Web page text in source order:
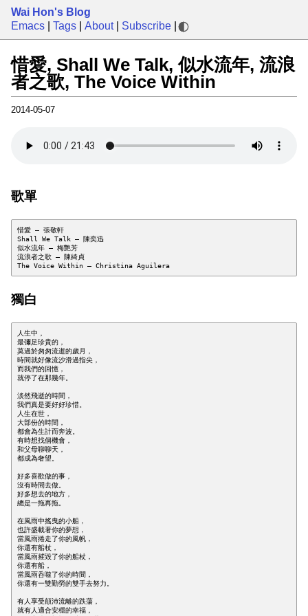
Wai Hon's Blog
Emacs
Tags About| Subscribe
惜愛, Shall We Talk, 似水流年, 流浪
者之歌, The Voice Within
2014-05-07
歌單
惜愛 – 張敬軒
Shall We Talk – 陳奕迅
似水流年 – 梅艷芳
流浪者之歌 – 陳綺貞
獨白
人生中，
最彌足珍貴的，
莫過於匆匆流逝的歲月，
時間就好像流沙滑過指尖，
而我們的回憶，
就停了在那幾年。
淡然飛逝的時間，
我們真是要好好珍惜。
人生在世，
大部份的時間，
都會為生計而奔波。
有時想找個機會，
和父母聊聊天，
都成為奢望。
好多喜歡做的事，
沒有時間去做。
好多想去的地方，
總是一拖再拖。
在風雨中搖曳的小船，
也許盛載著你的夢想，
當風雨捲走了你的風帆，
你還有船杖，
當風雨摧毀了你的船杖，
你還有船，
當風雨呑噬了你的時間，
你還有一雙勤勞的雙手去努力。
有人享受顛沛流離的跌蕩，
就有人適合安穩的幸福，